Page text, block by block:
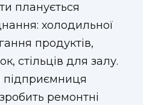
планується
холодильної
продуктів,
стільців для залу.
підприємниця
ремонтні